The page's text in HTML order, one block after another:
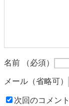
名前 （必須）
メール （省略可）
次回のコメン